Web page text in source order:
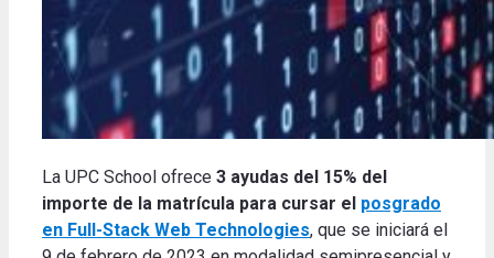
La UPC School ofrece 3 ayudas del 15% del
importe de la matrícula para cursar el posgrado
en Full-Stack Web Technologies, que se iniciará el